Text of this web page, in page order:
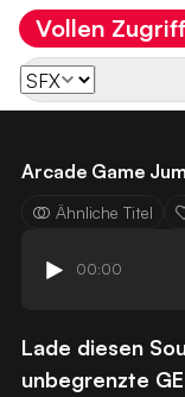
Vollen Zugriff
Arcade Game
Ähnliche Titel
00:00
Lade diesen
unbegrenzte